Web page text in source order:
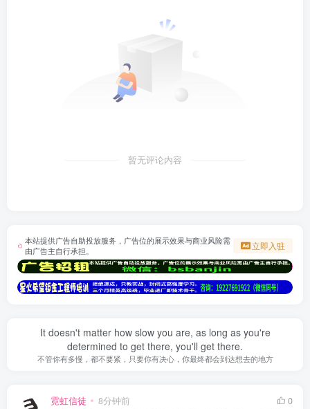
暂无评论内容
本站提供广告自助投放服务，广告位的展示效果与商业风险需
由广告主自行承担。
立即入驻
It doesn't matter how slow you are, as long as you're
determined to get there, you'll get there.
不管你有多慢，都不要紧，只要你有决心，你最终都会到达想去的地方
霓虹信徒 8分钟前
0